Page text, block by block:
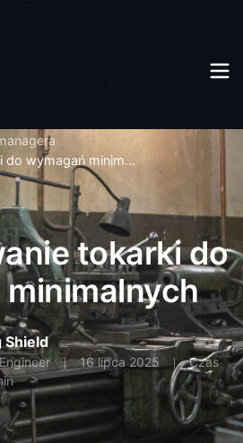
wymagań minim...
tokarki do
Shield
16 lipca 2025
Czas